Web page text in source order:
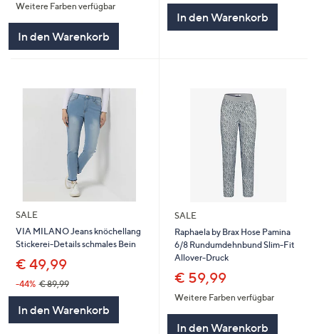
Weitere Farben verfügbar
In den Warenkorb
In den Warenkorb
SALE
VIA MILANO Jeans knöchellang
Stickerei-Details schmales Bein
€ 49,99
-44% € 89,99
In den Warenkorb
SALE
Raphaela by Brax Hose Pamina
6/8 Rundumdehnbund Slim-Fit
Allover-Druck
€ 59,99
Weitere Farben verfügbar
In den Warenkorb